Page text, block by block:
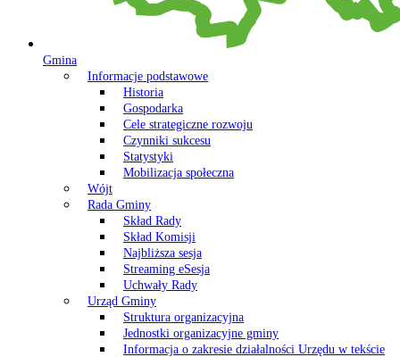
Gmina
Informacje podstawowe
Historia
Gospodarka
Cele strategiczne rozwoju
Czynniki sukcesu
Statystyki
Mobilizacja społeczna
Wójt
Rada Gminy
Skład Rady
Skład Komisji
Najbliższa sesja
Streaming eSesja
Uchwały Rady
Urząd Gminy
Struktura organizacyjna
Jednostki organizacyjne gminy
Informacja o zakresie działalności Urzędu w tekście